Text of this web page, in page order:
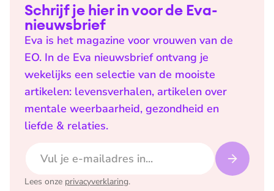
Schrijf je hier in voor de Eva-
nieuwsbrief
Eva is het magazine voor vrouwen van de
EO. In de Eva nieuwsbrief ontvang je
wekelijks een selectie van de mooiste
artikelen: levensverhalen, artikelen over
mentale weerbaarheid, gezondheid en
liefde & relaties.
Lees onze privacyverklaring.